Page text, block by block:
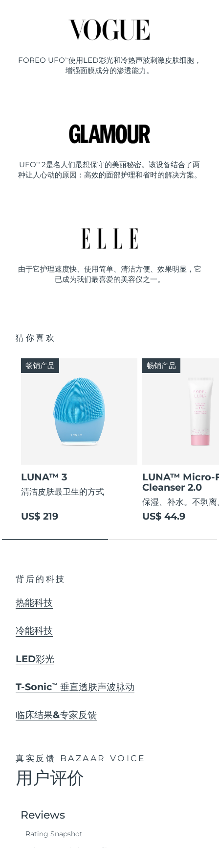
FOREO UFO TM使用LED彩光和冷热声波刺激皮肤细胞，
增强面膜成分的渗透能力。
UFO TM
2是名人们最想保守的美丽秘密。该设备结合了两
种让人心动的原因：高效的面部护理和省时的解决方案。
由于它护理速度快、使用简单、清洁方便、效果明显，它
已成为我们最喜爱的美容仪之一。
猜你喜欢
LUNA™ 3
清洁皮肤最卫生的方式
US$ 219
畅销产品
LUNA™ Micro-
Cleanser 2.0
保湿、补水。不剥离
US$ 44.9
畅销产品
背后的科技
热能科技
冷能科技
LED彩光
T-SonicTM 垂直透肤声波脉动
临床结果&专家反馈
真实反馈 BAZAAR VOICE
用户评价